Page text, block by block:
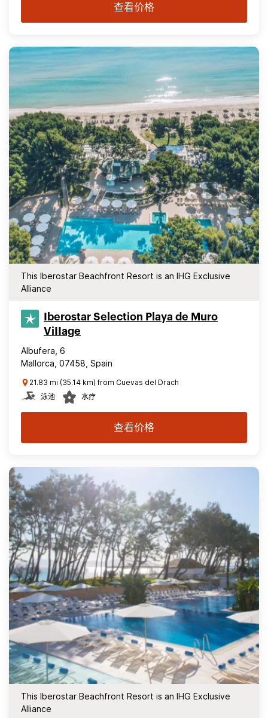
查看价格
This Iberostar Beachfront Resort is an IHG Exclusive
Alliance
Iberostar Selection​ Playa de Muro
ViIIage
Albufera, 6
Mallorca, 07458, Spain
21.83 mi (35.14 km) from Cuevas del Drach
泳池
水疗
查看价格
This Iberostar Beachfront Resort is an IHG Exclusive
Alliance